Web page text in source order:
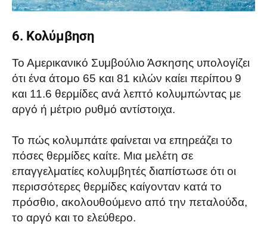
6. Κολύμβηση
Το Αμερικανικό Συμβούλιο Άσκησης υπολογίζει
ότι ένα άτομο 65 και 81 κιλών καίει περίπου 9
και 11.6 θερμίδες ανά λεπτό κολυμπώντας με
αργό ή μέτριο ρυθμό αντίστοιχα.
Το πώς κολυμπάτε φαίνεται να επηρεάζει το
πόσες θερμίδες καίτε. Μια μελέτη σε
επαγγελματίες κολυμβητές διαπίστωσε ότι οι
περισσότερες θερμίδες καίγονταν κατά το
πρόσθιο, ακολουθούμενο από την πεταλούδα,
το αργό και το ελεύθερο.